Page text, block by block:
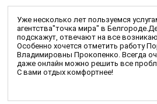
Уже несколько лет пользуемся
агентства"точка мира" в
подскажут, отвечают на все
Особенно хочется отметить работу
Владимировны Прокопенко. Всегда
даже онлайн можно решить все
С вами отдых комфортнее!